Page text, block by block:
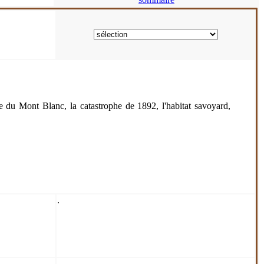
du Mont Blanc, la catastrophe de 1892, l'habitat savoyard,
.